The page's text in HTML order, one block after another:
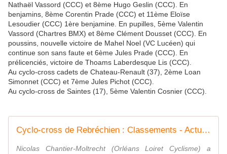
Nathaël Vassord (CCC) et 8ème Hugo Geslin (CCC). En
benjamins, 8ème Corentin Prade (CCC) et 11ème Eloïse
Lesoudier (CCC) 1ère benjamine. En pupilles, 5ème Valentin
Vassord (Chartres BMX) et 8ème Clément Dousset (CCC). En
poussins, nouvelle victoire de Mahel Noel (VC Lucéen) qui
continue son sans faute et 6ème Jules Prade (CCC). En
prélicenciés, victoire de Thoams Laberdesque Lis (CCC).
Au cyclo-cross cadets de Chateau-Renault (37), 2ème Loan
Simonnet (CCC) et 7ème Jules Pichot (CCC).
Au cyclo-cross de Saintes (17), 5ème Valentin Cosnier (CCC).
Cyclo-cross de Rebréchien : Classements - Actualité - DirectVelo
Nicolas Chantier-Moltrecht (Orléans Loiret Cyclisme) a